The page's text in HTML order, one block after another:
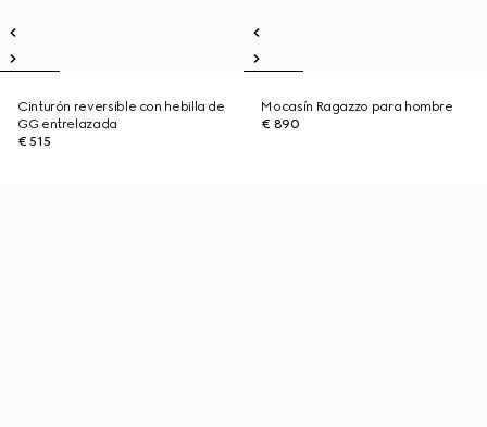
Cinturón reversible con hebilla de
GG entrelazada
€ 515
Mocasín Ragazzo para hombre
€ 890